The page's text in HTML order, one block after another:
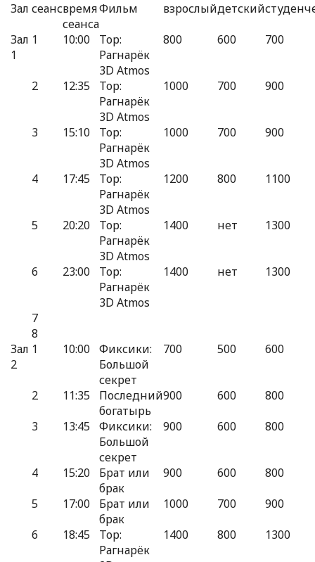
Зал сеансвремя
сеанса
Фильм взрослыйдетский
Зал
1
1 10:00
Тор:
Рагнарёк
3D Atmos
800 600 700
2 12:35
Тор:
Рагнарёк
3D Atmos
1000 700 900
3 15:10
Тор:
Рагнарёк
3D Atmos
1000 700 900
4 17:45
Тор:
Рагнарёк
3D Atmos
1200 800 1100
5 20:20
Тор:
Рагнарёк
3D Atmos
1400 нет 1300
6 23:00
Тор:
Рагнарёк
3D Atmos
1400 нет 1300
7
8
Зал
2
1 10:00
Фиксики:
Большой
секрет
700 500 600
2 11:35
Последний
богатырь
900 600
800
3
13:45
Фиксики:
Большой
секрет
900 600 800
4 15:20
Брат или
брак
900 600
800
5
17:00
Брат или
брак
1000 700
900
6
18:45
Тор:
Рагнарёк
1400 800 1300